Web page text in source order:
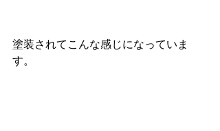
塗装されてこんな感じになっていま
す。